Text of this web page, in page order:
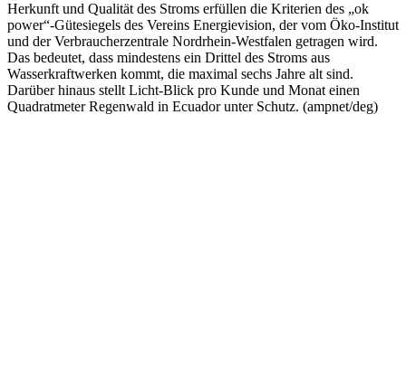
Herkunft und Qualität des Stroms erfüllen die Kriterien des „ok
power“-Gütesiegels des Vereins Energievision, der vom Öko-Institut
und der Verbraucherzentrale Nordrhein-Westfalen getragen wird.
Das bedeutet, dass mindestens ein Drittel des Stroms aus
Wasserkraftwerken kommt, die maximal sechs Jahre alt sind.
Darüber hinaus stellt Licht-Blick pro Kunde und Monat einen
Quadratmeter Regenwald in Ecuador unter Schutz. (ampnet/deg)